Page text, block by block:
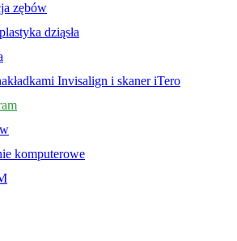
zębów
dziąsła
Invisalign i skaner iTero
komputerowe